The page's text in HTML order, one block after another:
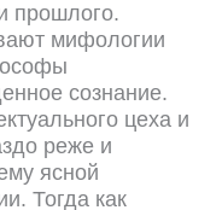
прошлого.
мифологии
сознание.
цеха и
реже и
ясной
Тогда как